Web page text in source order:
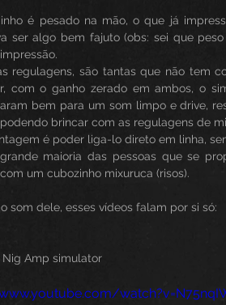
é pesado na mão, o que já
ser algo bem fajuto (obs: sei que
regulagens, são tantas que não tem
com o ganho zerado em ambos, o
bem para um som limpo e drive,
brincar com as regulagens de
é poder liga-lo direto em linha,
maioria das pessoas que se
um cubozinho mixuruca (risos).
som dele, esses vídeos falam por si só:
Nig Amp simulator